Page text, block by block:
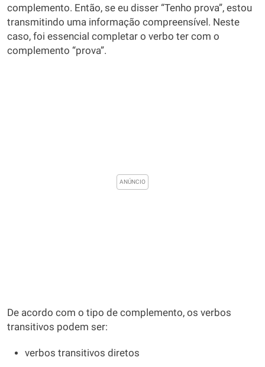
complemento. Então, se eu disser “Tenho prova”, estou
transmitindo uma informação compreensível. Neste
caso, foi essencial completar o verbo ter com o
complemento “prova”.
De acordo com o tipo de complemento, os verbos
transitivos podem ser:
verbos transitivos diretos